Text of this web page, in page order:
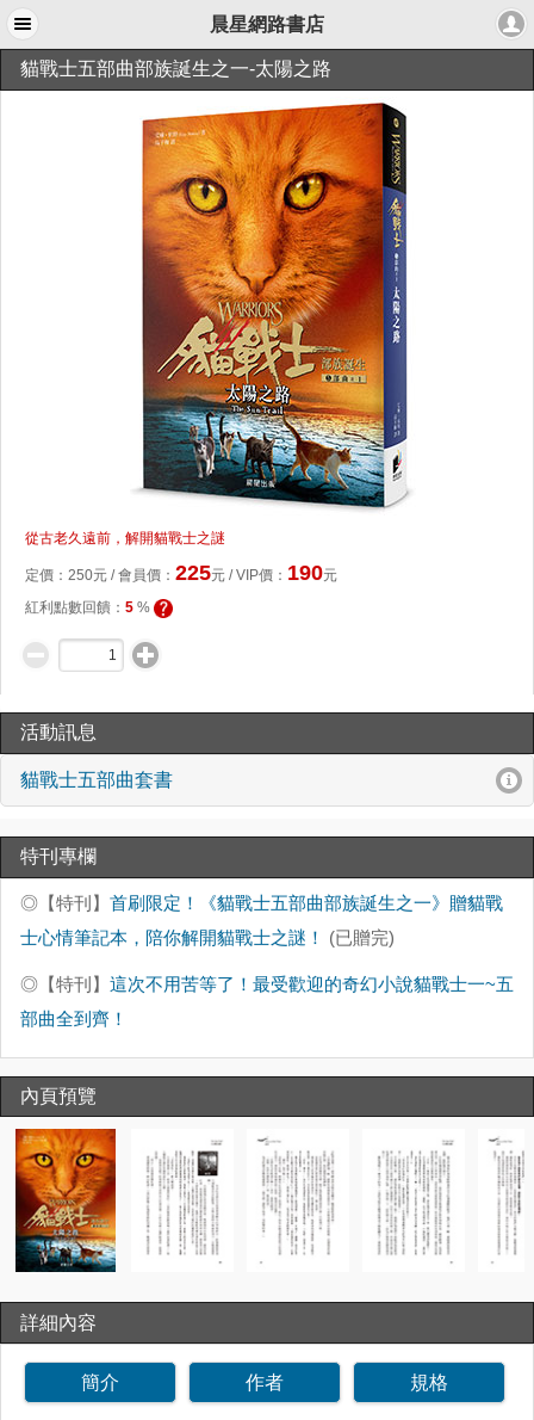
晨星網路書店
貓戰士五部曲部族誕生之一-太陽之路
從古老久遠前，解開貓戰士之謎
定價： 250元 /會員價 ： 225元 / VIP價： 190元
紅利點數回饋： 5 %
活動訊息
貓戰士五部曲套書
特刊專欄
◎【特刊】 首刷限定！《貓戰士五部曲部族誕生之一》贈貓戰
士心情筆記本，陪你解開貓戰士之謎！
(已贈完)
◎【特刊】 這次不用苦等了！最受歡迎的奇幻小說貓戰士一~五
部曲全到齊！
內頁預覽
詳細內容
簡介 作者 規格